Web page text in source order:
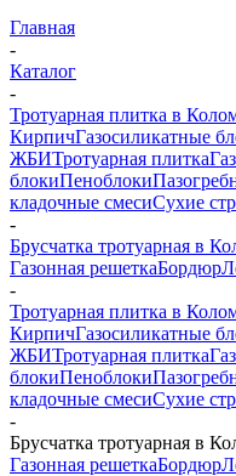
Главная
-
Каталог
-
Тротуарная плитка в
КирпичГазосиликатные
ЖБИТротуарная плитка
блокиПеноблоки
кладочные смесиСухие
-
Брусчатка тротуарная в
Газонная решеткаБордюр
-
Тротуарная плитка в
КирпичГазосиликатные
ЖБИТротуарная плитка
блокиПеноблоки
кладочные смесиСухие
-
Брусчатка тротуарная в
Газонная решеткаБордюр